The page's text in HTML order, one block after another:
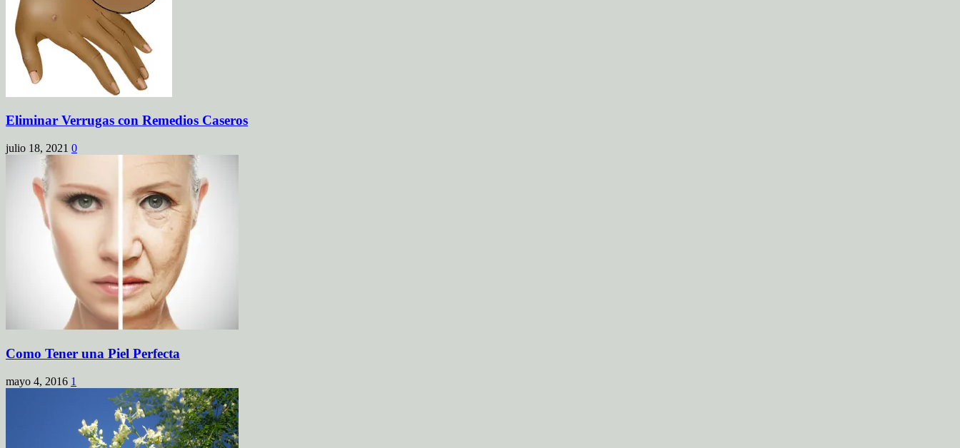
Eliminar Verrugas con Remedios Caseros
julio 18, 2021 0
Como Tener una Piel Perfecta
mayo 4, 2016 1